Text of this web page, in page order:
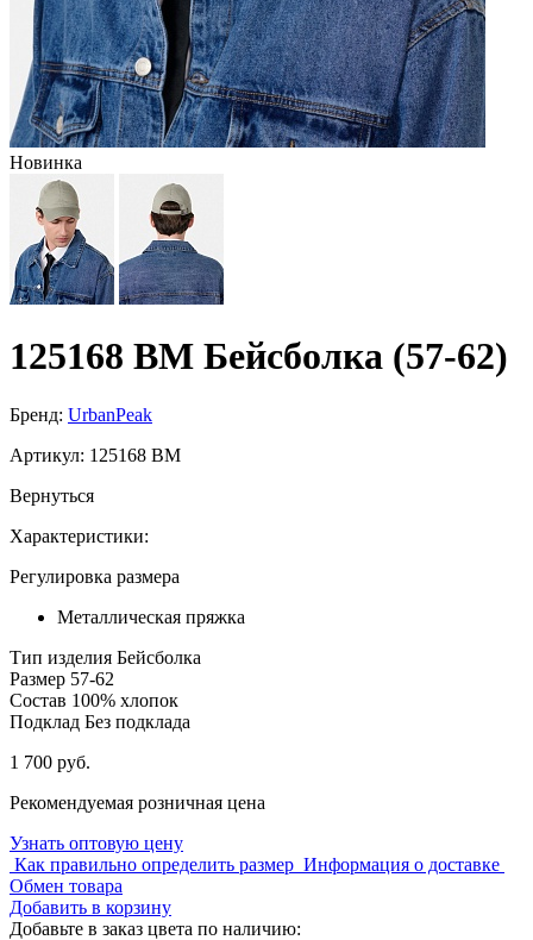
Новинка
125168 BM Бейсболка (57-62)
Бренд: UrbanPeak
Артикул: 125168 BM
Вернуться
Характеристики:
Регулировка размера
Металлическая пряжка
Тип изделия Бейсболка
Размер 57-62
Состав 100% хлопок
Подклад Без подклада
1 700 руб.
Рекомендуемая розничная цена
Узнать оптовую цену
Как правильно определить размер Информация о доставке
Обмен товара
Добавить в корзину
Добавьте в заказ цвета по наличию: